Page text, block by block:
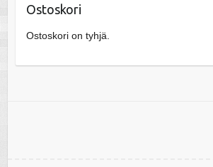
Ostoskori
Ostoskori on tyhjä.